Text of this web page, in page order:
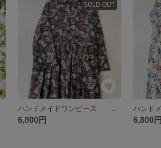
SOLD OUT
6,800円 6,800円